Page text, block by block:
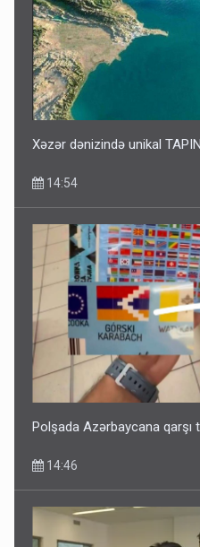
Xəzər dənizində unikal
14:54
Polşada Azərbaycana qarşı
14:46